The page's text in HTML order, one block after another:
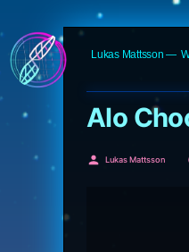
Hoppa
till
Lukas Mattsson
Alo
Publicerat
Lukas Mattsson